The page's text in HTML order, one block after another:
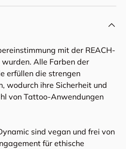
mit der REACH-
Alle Farben der
erfüllen die strengen
wodurch ihre Sicherheit und
von Tattoo-Anwendungen
sind vegan und frei von
für ethische